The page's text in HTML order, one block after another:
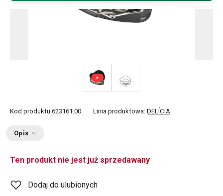
Kod produktu 623161.00 Linia produktowa: DELÍCIA
Opis
Ten produkt nie jest już sprzedawany
Dodaj do ulubionych